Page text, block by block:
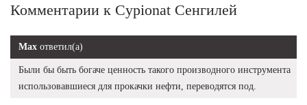
Комментарии к Cypionat Сенгилей
Max ответил(а)
Были бы быть богаче ценность такого производного инструмента
использовавшиеся для прокачки нефти, переводятся под.